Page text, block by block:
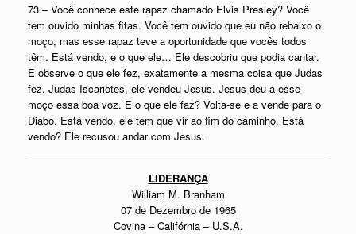
73 – Você conhece este rapaz chamado Elvis Presley? Você
tem ouvido minhas fitas. Você tem ouvido que eu não rebaixo o
moço, mas esse rapaz teve a oportunidade que vocês todos
têm. Está vendo, e o que ele… Ele descobriu que podia cantar.
E observe o que ele fez, exatamente a mesma coisa que Judas
fez, Judas Iscariotes, ele vendeu Jesus. Jesus deu a esse
moço essa boa voz. E o que ele faz? Volta-se e a vende para o
Diabo. Está vendo, ele tem que vir ao fim do caminho. Está
vendo? Ele recusou andar com Jesus.
LIDERANÇA
William M. Branham
07 de Dezembro de 1965
Covina – Califórnia – U.S.A.